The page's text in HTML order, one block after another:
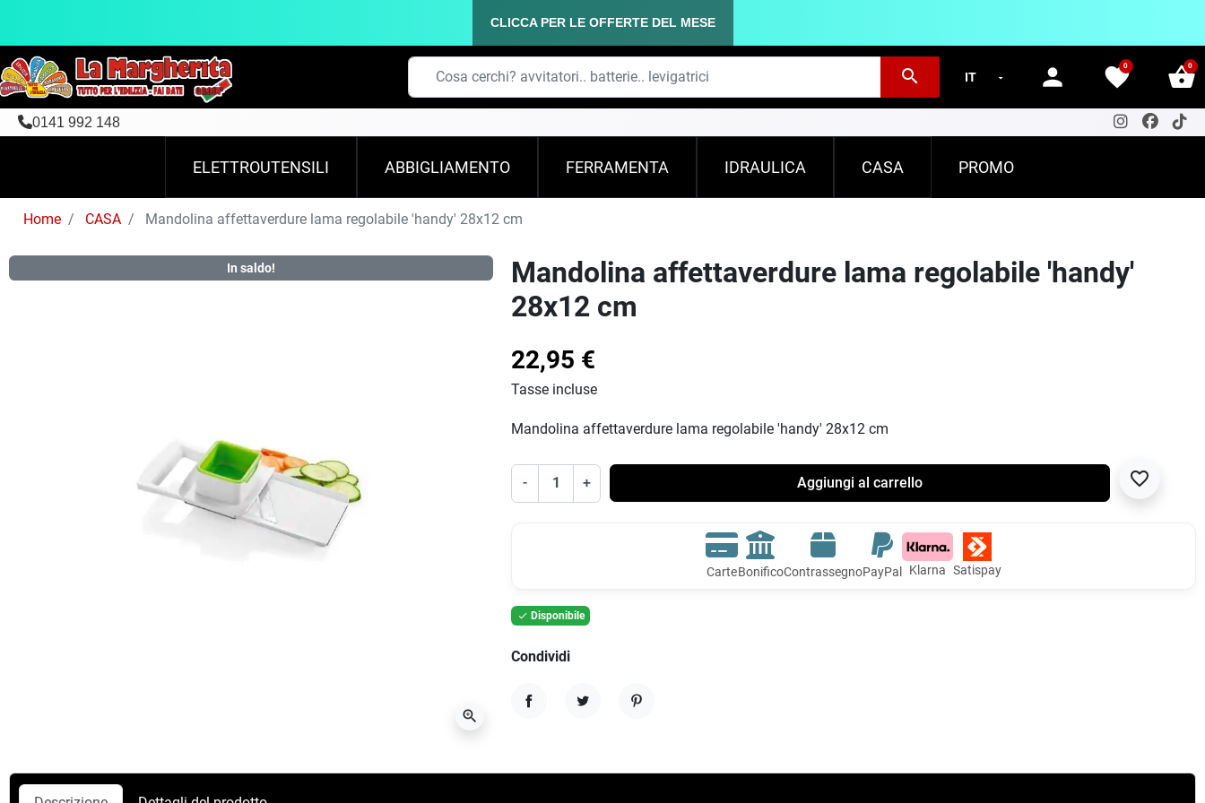
CLICCA PER LE OFFERTE DEL MESE
search person favorite
0 shopping_basket
0
0141 992 148
ELETTROUTENSILI ABBIGLIAMENTO FERRAMENTA IDRAULICA CASA PROMO
Home CASA Mandolina affettaverdure lama regolabile 'handy' 28x12 cm
In saldo!
zoom_in
Mandolina affettaverdure lama regolabile 'handy'
28x12 cm
22,95 €
Tasse incluse
Mandolina affettaverdure lama regolabile 'handy' 28x12 cm
- + Aggiungi al carrello favorite_border
CarteBonificoContrassegnoPayPal Klarna Satispay
 Disponibile
Condividi